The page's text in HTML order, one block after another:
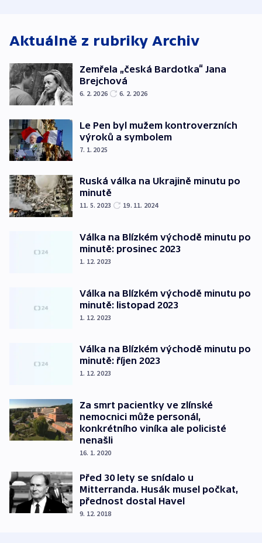
Aktuálně z rubriky Archiv
Zemřela „česká Bardotka“ Jana
Brejchová
6. 2. 2026 6. 2. 2026
Le Pen byl mužem kontroverzních
výroků a symbolem
7. 1. 2025
Ruská válka na Ukrajině minutu po
minutě
11. 5. 2023 19. 11. 2024
Válka na Blízkém východě minutu po
minutě: prosinec 2023
1. 12. 2023
Válka na Blízkém východě minutu po
minutě: listopad 2023
1. 12. 2023
Válka na Blízkém východě minutu po
minutě: říjen 2023
1. 12. 2023
Za smrt pacientky ve zlínské
nemocnici může personál,
konkrétního viníka ale policisté
nenašli
16. 1. 2020
Před 30 lety se snídalo u
Mitterranda. Husák musel počkat,
přednost dostal Havel
9. 12. 2018